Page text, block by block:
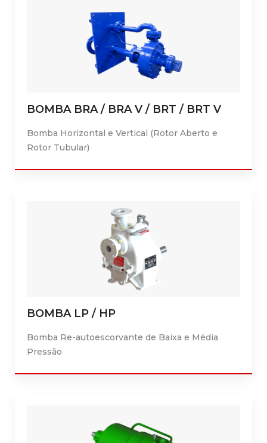
BOMBA BRA / BRA V / BRT / BRT V
Bomba Horizontal e Vertical (Rotor Aberto e
Rotor Tubular)
BOMBA LP / HP
Bomba Re-autoescorvante de Baixa e Média
Pressão